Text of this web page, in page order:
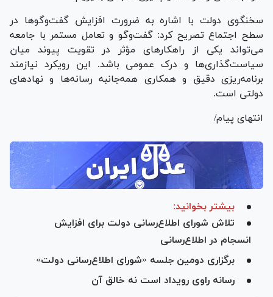
سخنگوی دولت با اشاره به ضرورت افزایش گفت‌و‌گو‌ها در
سطح اجتماع تصریح کرد: گفت‌و‌گو و تعامل مستمر با جامعه
می‌تواند یکی از راهکار‌های مؤثر در تقویت پیوند میان
سیاست‌گذاری‌ها و درک عمومی باشد. این رویکرد نیازمند
برنامه‌ریزی دقیق و همکاری همه‌جانبه رسانه‌ها و نهاد‌های
دولتی است.
انتهای پیام/
بیشتر بخوانید:
تلاش شورای اطلاع‌رسانی دولت برای افزایش
انسجام در اطلاع‌رسانی
برگزاری دومین جلسه «شورای اطلاع‌رسانی دولت»
رسانه راوی رویداد است نه خالق آن